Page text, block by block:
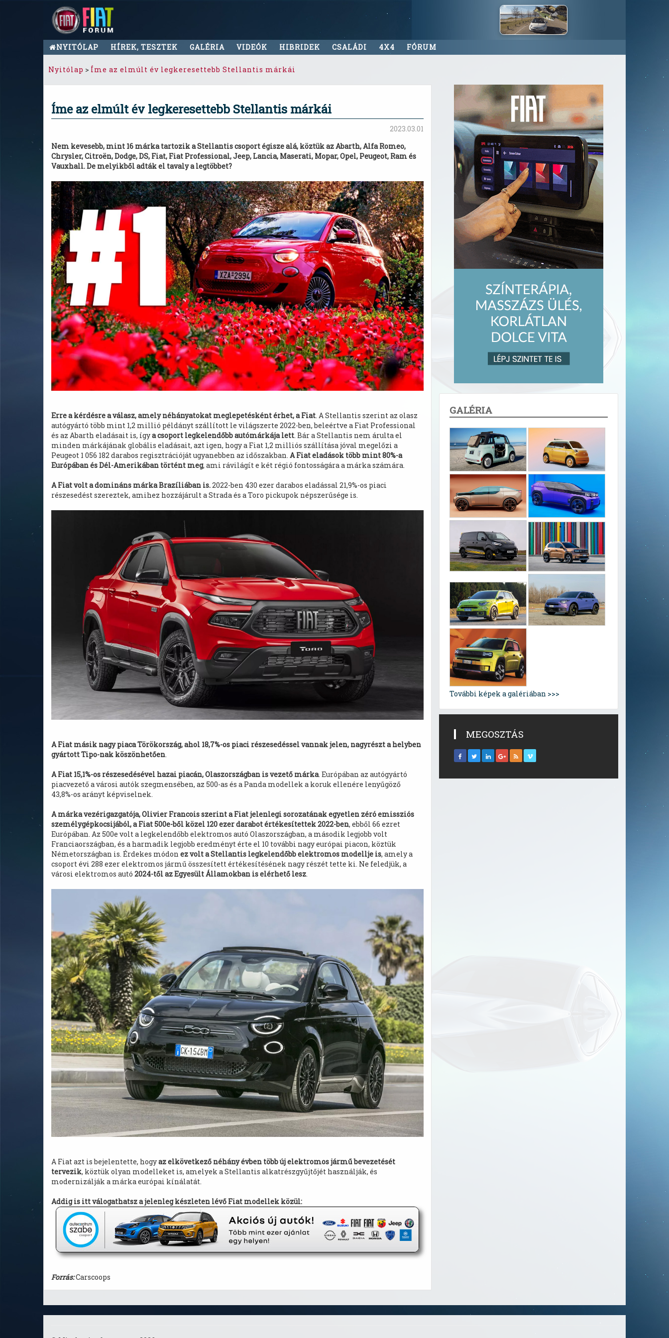
NYITÓLAP HÍREK, TESZTEK GALÉRIA VIDEÓK HIBRIDEK CSALÁDI 4X4 FÓRUM
Nyitólap > Íme az elmúlt év legkeresettebb Stellantis márkái
Íme az elmúlt év legkeresettebb Stellantis márkái
2023.03.01
Nem kevesebb, mint 16 márka tartozik a Stellantis csoport égisze alá, köztük az Abarth, Alfa Romeo,
Chrysler, Citroën, Dodge, DS, Fiat, Fiat Professional, Jeep, Lancia, Maserati, Mopar, Opel, Peugeot, Ram és
Vauxhall. De melyikből adták el tavaly a legtöbbet?
Erre a kérdésre a válasz, amely néhányatokat meglepetésként érhet, a Fiat. A Stellantis szerint az olasz
autógyártó több mint 1,2 millió példányt szállított le világszerte 2022-ben, beleértve a Fiat Professional
és az Abarth eladásait is, ígya csoport legkelendőbb autómárkája lett. Bár a Stellantis nem árulta el
minden márkájának globális eladásait, azt igen, hogy a Fiat 1,2 milliós szállítása jóval megelőzi a
Peugeot 1 056 182 darabos regisztrációját ugyanebben az időszakban. A Fiat eladások több mint 80%-a
Európában és Dél-Amerikában történt meg, ami rávilágít e két régió fontosságára a márka számára.
A Fiat volt a domináns márka Brazíliában is.2022-ben 430 ezer darabos eladással 21,9%-os piaci
részesedést szereztek, amihez hozzájárult a Strada és a Toro pickupok népszerűsége is.
A Fiat másik nagy piaca Törökország, ahol 18,7%-os piaci részesedéssel vannak jelen, nagyrészt a helyben
gyártott Tipo-nak köszönhetően.
A Fiat 15,1%-os részesedésével hazai piacán, Olaszországban is vezető márka. Európában az autógyártó
piacvezető a városi autók szegmensében, az 500-as és a Panda modellek a koruk ellenére lenyűgöző
43,8%-os arányt képviselnek.
A márka vezérigazgatója, Olivier Francois szerint a Fiat jelenlegi sorozatának egyetlen zéró emissziós
személygépkocsijából, a Fiat 500e-ből közel 120 ezer darabot értékesítettek 2022-ben, ebből 66 ezret
Európában. Az 500e volt a legkelendőbb elektromos autó Olaszországban, a második legjobb volt
Franciaországban, és a harmadik legjobb eredményt érte el 10 további nagy európai piacon, köztük
Németországban is. Érdekes módon ez volt a Stellantis legkelendőbb elektromos modellje is, amely a
csoport évi 288 ezer elektromos jármű összesített értékesítésének nagy részét tette ki. Ne feledjük, a
városi elektromos autó 2024-től az Egyesült Államokban is elérhető lesz.
A Fiat azt is bejelentette, hogyaz elkövetkező néhány évben több új elektromos jármű bevezetését
tervezik, köztük olyan modelleket is, amelyek a Stellantis alkatrészgyűjtőjét használják, és
modernizálják a márka európai kínálatát.
Addig is itt válogathatsz a jelenleg készleten lévő Fiat modellek közül:
Forrás:Carscoops
GALÉRIA
További képek a galériában >>>
MEGOSZTÁS